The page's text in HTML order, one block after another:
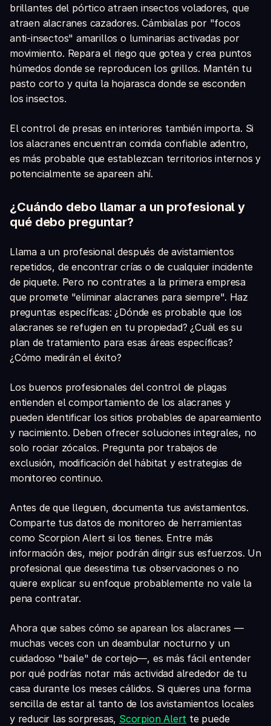
brillantes del pórtico atraen insectos voladores, que
atraen alacranes cazadores. Cámbialas por "focos
anti-insectos" amarillos o luminarias activadas por
movimiento. Repara el riego que gotea y crea puntos
húmedos donde se reproducen los grillos. Mantén tu
pasto corto y quita la hojarasca donde se esconden
los insectos.
El control de presas en interiores también importa. Si
los alacranes encuentran comida confiable adentro,
es más probable que establezcan territorios internos y
potencialmente se apareen ahí.
¿Cuándo debo llamar a un profesional y
qué debo preguntar?
Llama a un profesional después de avistamientos
repetidos, de encontrar crías o de cualquier incidente
de piquete. Pero no contrates a la primera empresa
que promete "eliminar alacranes para siempre". Haz
preguntas específicas: ¿Dónde es probable que los
alacranes se refugien en tu propiedad? ¿Cuál es su
plan de tratamiento para esas áreas específicas?
¿Cómo medirán el éxito?
Los buenos profesionales del control de plagas
entienden el comportamiento de los alacranes y
pueden identificar los sitios probables de apareamiento
y nacimiento. Deben ofrecer soluciones integrales, no
solo rociar zócalos. Pregunta por trabajos de
exclusión, modificación del hábitat y estrategias de
monitoreo continuo.
Antes de que lleguen, documenta tus avistamientos.
Comparte tus datos de monitoreo de herramientas
como Scorpion Alert si los tienes. Entre más
información des, mejor podrán dirigir sus esfuerzos. Un
profesional que desestima tus observaciones o no
quiere explicar su enfoque probablemente no vale la
pena contratar.
Ahora que sabes cómo se aparean los alacranes —
muchas veces con un deambular nocturno y un
cuidadoso "baile" de cortejo—, es más fácil entender
por qué podrías notar más actividad alrededor de tu
casa durante los meses cálidos. Si quieres una forma
sencilla de estar al tanto de los avistamientos locales
y reducir las sorpresas, Scorpion Alert te puede